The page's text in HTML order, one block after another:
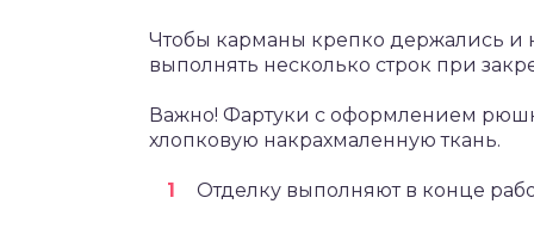
Чтобы карманы крепко держались и
выполнять несколько строк при
Важно! Фартуки с оформлением
хлопковую накрахмаленную ткань.
Отделку выполняют в конце